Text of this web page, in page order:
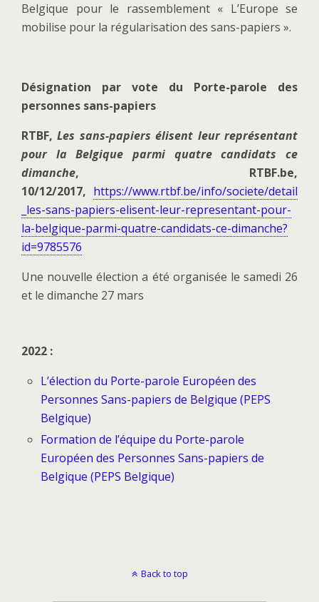
Belgique pour le rassemblement « L’Europe se
mobilise pour la régularisation des sans-papiers ».
Désignation par vote du Porte-parole des
personnes sans-papiers
RTBF,Les sans-papiers élisent leur représentant
pour la Belgique parmi quatre candidats ce
dimanche, RTBF.be,
10/12/2017, https://www.rtbf.be/info/societe/detail
_les-sans-papiers-elisent-leur-representant-pour-
la-belgique-parmi-quatre-candidats-ce-dimanche?
id=9785576
Une nouvelle élection a été organisée le samedi 26
et le dimanche 27 mars
2022 :
L’élection du Porte-parole Européen des
Personnes Sans-papiers de Belgique (PEPS
Belgique)
Formation de l’équipe du Porte-parole
Européen des Personnes Sans-papiers de
Belgique (PEPS Belgique)
Back to top